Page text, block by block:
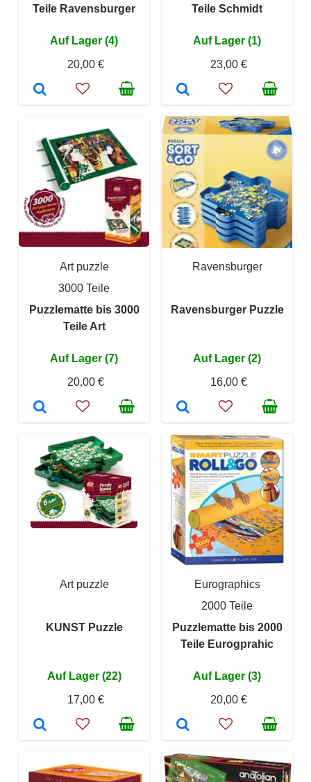
Teile Ravensburger
Auf Lager (4)
20,00 €
Teile Schmidt
Auf Lager (1)
23,00 €
Art puzzle
3000 Teile
Puzzlematte bis 3000
Teile Art
Auf Lager (7)
20,00 €
Ravensburger
Ravensburger Puzzle
Auf Lager (2)
16,00 €
Art puzzle
KUNST Puzzle
Auf Lager (22)
17,00 €
Eurographics
2000 Teile
Puzzlematte bis 2000
Teile Eurogprahic
Auf Lager (3)
20,00 €